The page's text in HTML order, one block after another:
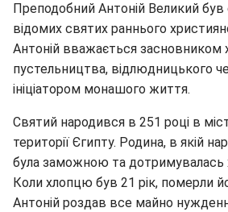
Преподобний Антоній Великий
відомих святих раннього
Антоній вважається засновником
пустельництва, відлюдницького
ініціатором монашого життя.
Святий народився в 251 році в
території Єгипту. Родина, в якій
була заможною та дотримувалась
Коли хлопцю був 21 рік, померли
Антоній роздав все майно